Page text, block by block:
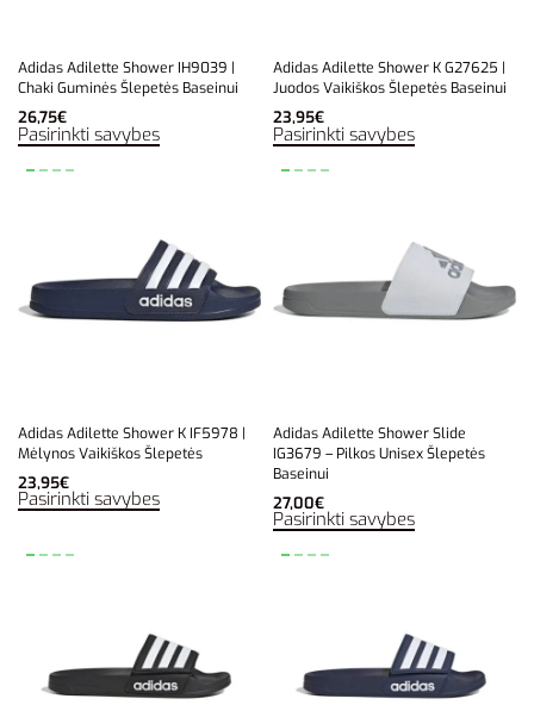
Adidas Adilette Shower IH9039 |
Chaki Guminės Šlepetės Baseinui
26,75€
Pasirinkti savybes
Adidas Adilette Shower K G27625 |
Juodos Vaikiškos Šlepetės Baseinui
23,95€
Pasirinkti savybes
Adidas Adilette Shower K IF5978 |
Mėlynos Vaikiškos Šlepetės
23,95€
Pasirinkti savybes
Adidas Adilette Shower Slide
IG3679 – Pilkos Unisex Šlepetės
Baseinui
27,00€
Pasirinkti savybes